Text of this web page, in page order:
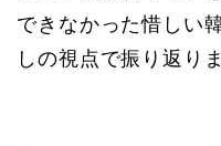
できなかった惜しい
しの視点で振り返り